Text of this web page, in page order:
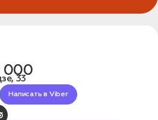
000
33
Написать в Viber